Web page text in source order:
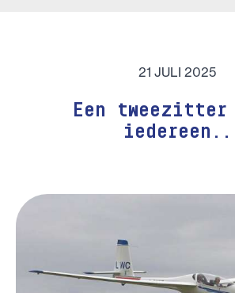
21 JULI 2025
Een tweezitter
iedereen..